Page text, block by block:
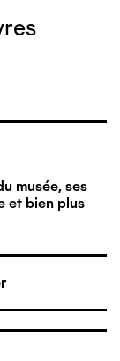
musée, ses
et bien plus